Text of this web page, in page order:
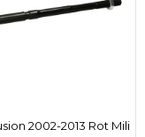
2002-2013 Rot Mili